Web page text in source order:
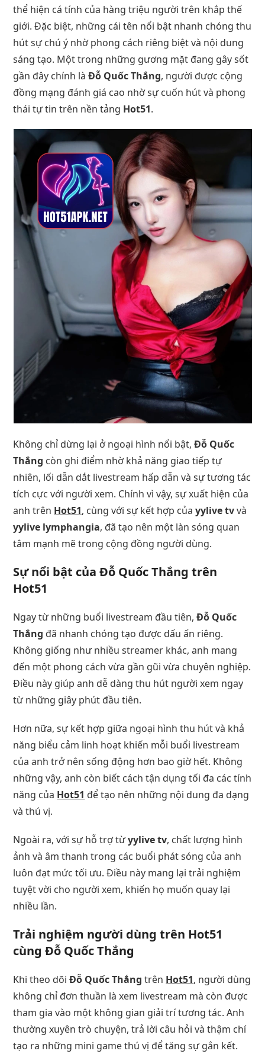
thể hiện cá tính của hàng triệu người trên khắp thế
giới. Đặc biệt, những cái tên nổi bật nhanh chóng thu
hút sự chú ý nhờ phong cách riêng biệt và nội dung
sáng tạo. Một trong những gương mặt đang gây sốt
gần đây chính làĐỗ Quốc Thắng, người được cộng
đồng mạng đánh giá cao nhờ sự cuốn hút và phong
thái tự tin trên nền tảng Hot51.
Không chỉ dừng lại ở ngoại hình nổi bật,Đỗ Quốc
Thắng còn ghi điểm nhờ khả năng giao tiếp tự
nhiên, lối dẫn dắt livestream hấp dẫn và sự tương tác
tích cực với người xem. Chính vì vậy, sự xuất hiện của
anh trên Hot51, cùng với sự kết hợp củayylive tvvà
yylive lymphangia, đã tạo nên một làn sóng quan
tâm mạnh mẽ trong cộng đồng người dùng.
Sự nổi bật của Đỗ Quốc Thắng trên
Hot51
Ngay từ những buổi livestream đầu tiên,Đỗ Quốc
Thắng đã nhanh chóng tạo được dấu ấn riêng.
Không giống như nhiều streamer khác, anh mang
đến một phong cách vừa gần gũi vừa chuyên nghiệp.
Điều này giúp anh dễ dàng thu hút người xem ngay
từ những giây phút đầu tiên.
Hơn nữa, sự kết hợp giữa ngoại hình thu hút và khả
năng biểu cảm linh hoạt khiến mỗi buổi livestream
của anh trở nên sống động hơn bao giờ hết. Không
những vậy, anh còn biết cách tận dụng tối đa các tính
năng của Hot51 để tạo nên những nội dung đa dạng
và thú vị.
Ngoài ra, với sự hỗ trợ từyylive tv, chất lượng hình
ảnh và âm thanh trong các buổi phát sóng của anh
luôn đạt mức tối ưu. Điều này mang lại trải nghiệm
tuyệt vời cho người xem, khiến họ muốn quay lại
nhiều lần.
Trải nghiệm người dùng trên Hot51
cùng Đỗ Quốc Thắng
Khi theo dõiĐỗ Quốc Thắng trên Hot51, người dùng
không chỉ đơn thuần là xem livestream mà còn được
tham gia vào một không gian giải trí tương tác. Anh
thường xuyên trò chuyện, trả lời câu hỏi và thậm chí
tạo ra những mini game thú vị để tăng sự gắn kết.